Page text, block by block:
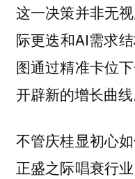
这一决策并非无
际更迭和AI需求
图通过精准卡位
开辟新的增长曲线
不管庆桂显初心
正盛之际唱衰行